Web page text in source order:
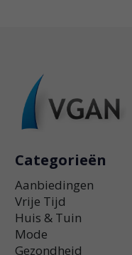
Categorieën
Aanbiedingen
Vrije Tijd
Huis & Tuin
Mode
Gezondheid